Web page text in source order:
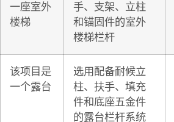
一座室外
楼梯
手、支架、立柱
和锚固件的室外
楼梯栏杆
该项目是
一个露台
选用配备耐候立
柱、扶手、填充
件和底座五金件
的露台栏杆系统